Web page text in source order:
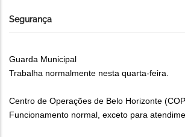
Segurança
Guarda Municipal
Trabalha normalmente nesta quarta-feira.
Centro de Operações de Belo Horizonte
Funcionamento normal, exceto para